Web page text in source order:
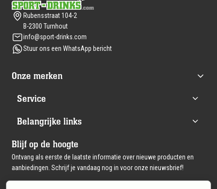
Rubensstraat 104-2
B-2300 Turnhout
info@sport-drinks.com
Stuur ons een WhatsApp bericht
Onze merken
Service
Belangrijke links
Blijf op de hoogte
Ontvang als eerste de laatste informatie over nieuwe producten en
aanbiedingen. Schrijf je vandaag nog in voor onze nieuwsbrief!